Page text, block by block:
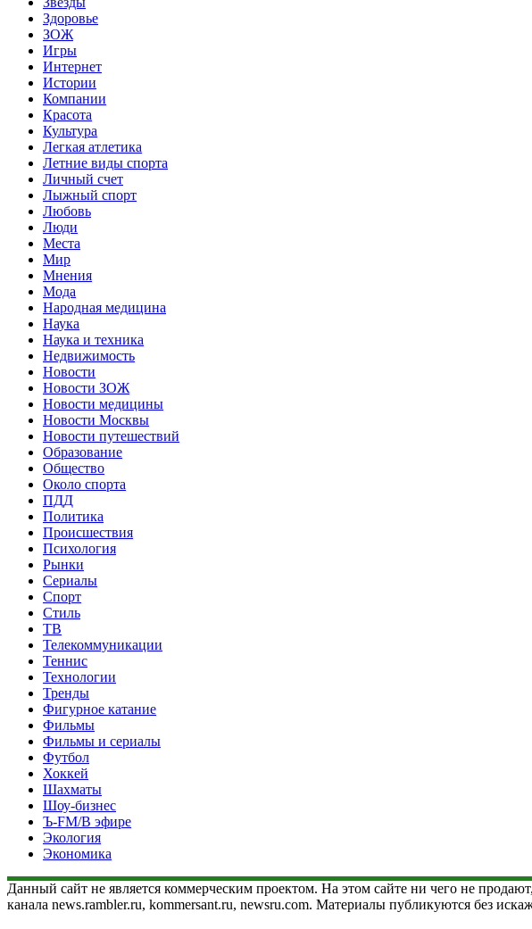
Здоровье
ЗОЖ
Игры
Интернет
Истории
Компании
Красота
Культура
Легкая атлетика
Летние виды спорта
Личный счет
Лыжный спорт
Любовь
Люди
Места
Мир
Мнения
Мода
Народная медицина
Наука
Наука и техника
Недвижимость
Новости
Новости ЗОЖ
Новости медицины
Новости Москвы
Новости путешествий
Образование
Общество
Около спорта
ПДД
Политика
Происшествия
Психология
Рынки
Сериалы
Спорт
Стиль
ТВ
Телекоммуникации
Теннис
Технологии
Тренды
Фигурное катание
Фильмы
Фильмы и сериалы
Футбол
Хоккей
Шахматы
Шоу-бизнес
Ъ-FM/В эфире
Экология
Экономика
Данный сайт не является коммерческим проектом. На этом сайте ни чего не
канала news.rambler.ru, kommersant.ru, newsru.com. Материалы публикуются без